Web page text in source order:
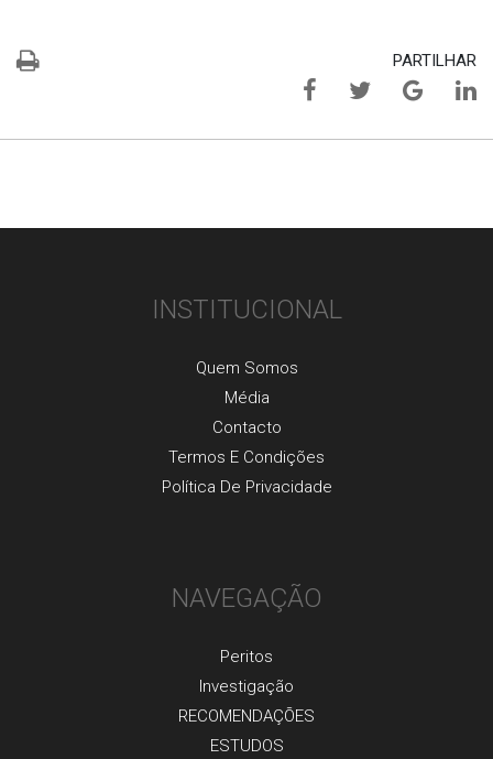
PARTILHAR
INSTITUCIONAL
Quem Somos
Média
Contacto
Termos E Condições
Política De Privacidade
NAVEGAÇÃO
Peritos
Investigaçãо
RECOMENDAÇÕES
ESTUDOS